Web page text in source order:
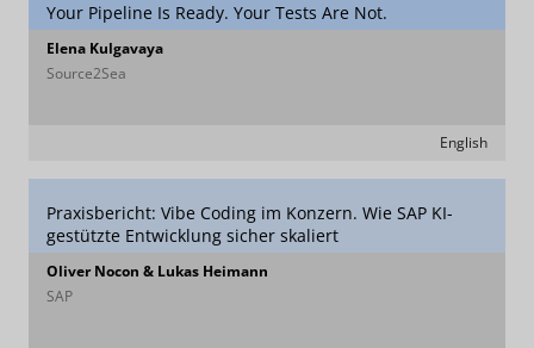
Your Pipeline Is Ready. Your Tests Are Not.
Elena Kulgavaya
Source2Sea
English
Praxisbericht: Vibe Coding im Konzern. Wie SAP KI-
gestützte Entwicklung sicher skaliert
Oliver Nocon & Lukas Heimann
SAP